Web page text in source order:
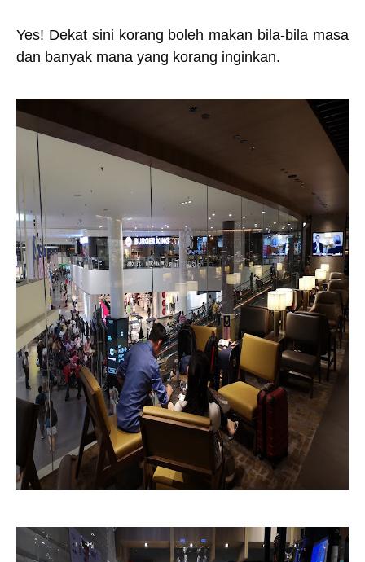
Yes! Dekat sini korang boleh makan bila-bila masa
dan banyak mana yang korang inginkan.